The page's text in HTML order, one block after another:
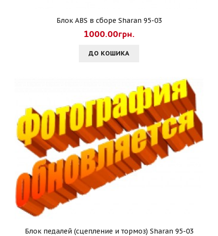
Блок ABS в сборе Sharan 95-03
1000.00грн.
ДО КОШИКА
Блок педалей (сцепление и тормоз) Sharan 95-03